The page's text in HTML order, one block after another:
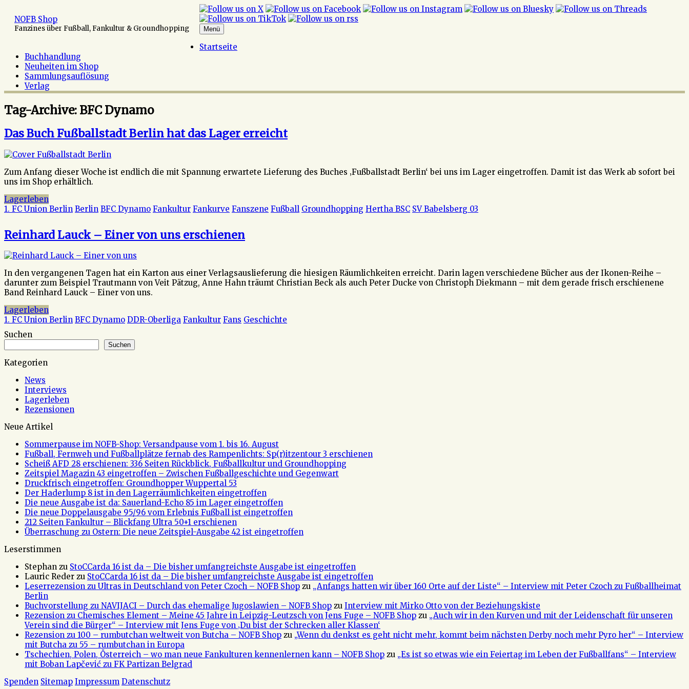
Inhalt
springen
NOFB Shop
Fanzines über Fußball, Fankultur & Groundhopping Menü
Startseite
Buchhandlung
Neuheiten im Shop
Sammlungsauflösung
Verlag
Tag-Archive: BFC Dynamo
Das Buch Fußballstadt Berlin hat das Lager erreicht
Zum Anfang dieser Woche ist endlich die mit Spannung erwartete Lieferung des Buches ‚Fußballstadt Berlin‘ bei uns im Lager eingetroffen. Damit ist das Werk ab sofort bei
uns im Shop erhältlich.
Lagerleben
1. FC Union Berlin Berlin BFC Dynamo Fankultur Fankurve Fanszene Fußball Groundhopping Hertha BSC SV Babelsberg 03
Reinhard Lauck – Einer von uns erschienen
In den vergangenen Tagen hat ein Karton aus einer Verlagsauslieferung die hiesigen Räumlichkeiten erreicht. Darin lagen verschiedene Bücher aus der Ikonen-Reihe –
darunter zum Beispiel Trautmann von Veit Pätzug, Anne Hahn träumt Christian Beck als auch Peter Ducke von Christoph Diekmann – mit dem gerade frisch erschienene
Band Reinhard Lauck – Einer von uns.
Lagerleben
1. FC Union Berlin BFC Dynamo DDR-Oberliga Fankultur Fans Geschichte
Suchen
Suchen
Kategorien
News
Interviews
Lagerleben
Rezensionen
Neue Artikel
Sommerpause im NOFB-Shop: Versandpause vom 1. bis 16. August
Fußball, Fernweh und Fußballplätze fernab des Rampenlichts: Sp(r)itzentour 3 erschienen
Scheiß AFD 28 erschienen: 336 Seiten Rückblick, Fußballkultur und Groundhopping
Zeitspiel Magazin 43 eingetroffen – Zwischen Fußballgeschichte und Gegenwart
Druckfrisch eingetroffen: Groundhopper Wuppertal 53
Der Haderlump 8 ist in den Lagerräumlichkeiten eingetroffen
Die neue Ausgabe ist da: Sauerland-Echo 85 im Lager eingetroffen
Die neue Doppelausgabe 95/96 vom Erlebnis Fußball ist eingetroffen
212 Seiten Fankultur – Blickfang Ultra 50+1 erschienen
Überraschung zu Ostern: Die neue Zeitspiel-Ausgabe 42 ist eingetroffen
Leserstimmen
Stephan zu StoCCarda 16 ist da – Die bisher umfangreichste Ausgabe ist eingetroffen
Lauric Reder zu StoCCarda 16 ist da – Die bisher umfangreichste Ausgabe ist eingetroffen
Leserrezension zu Ultras in Deutschland von Peter Czoch – NOFB Shop zu „Anfangs hatten wir über 160 Orte auf der Liste“ – Interview mit Peter Czoch zu Fußballheimat
Berlin
Buchvorstellung zu NAVIJACI – Durch das ehemalige Jugoslawien – NOFB Shop zu Interview mit Mirko Otto von der Beziehungskiste
Rezension zu Chemisches Element – Meine 45 Jahre in Leipzig-Leutzsch von Jens Fuge – NOFB Shop zu „Auch wir in den Kurven und mit der Leidenschaft für unseren
Verein sind die Bürger“ – Interview mit Jens Fuge von ‚Du bist der Schrecken aller Klassen‘
Rezension zu 100 – rumbutchan weltweit von Butcha – NOFB Shop zu „Wenn du denkst es geht nicht mehr, kommt beim nächsten Derby noch mehr Pyro her“ – Interview
mit Butcha zu 55 – rumbutchan in Europa
Tschechien, Polen, Österreich – wo man neue Fankulturen kennenlernen kann – NOFB Shop zu „Es ist so etwas wie ein Feiertag im Leben der Fußballfans“ – Interview
mit Boban Lapčević zu FK Partizan Belgrad
Spenden Sitemap Impressum Datenschutz